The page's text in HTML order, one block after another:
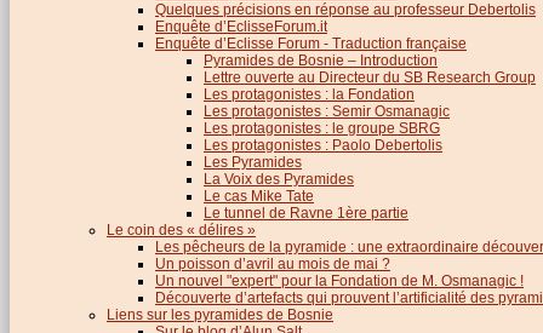
Quelques précisions en réponse au professeur Debertolis
Enquête d’EclisseForum.it
Enquête d’Eclisse Forum - Traduction française
Pyramides de Bosnie – Introduction
Lettre ouverte au Directeur du SB Research Group
Les protagonistes : la Fondation
Les protagonistes : Semir Osmanagic
Les protagonistes : le groupe SBRG
Les protagonistes : Paolo Debertolis
Les Pyramides
La Voix des Pyramides
Le cas Mike Tate
Le tunnel de Ravne 1ère partie
Le coin des « délires »
Les pêcheurs de la pyramide : une extraordinaire
Un poisson d’avril au mois de mai ?
Un nouvel "expert" pour la Fondation de M. Osmanagic !
Découverte d’artefacts qui prouvent l’artificialité des
Liens sur les pyramides de Bosnie